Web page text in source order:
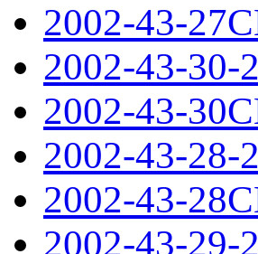
2002-43-
2002-43-
2002-43-
2002-43-
2002-43-
2002-43-